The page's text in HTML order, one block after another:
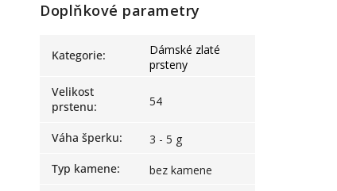
Doplňkové parametry
Kategorie:
Dámské zlaté
prsteny
Velikost
prstenu: 54
Váha šperku:
3 - 5 g
Typ kamene:
bez kamene